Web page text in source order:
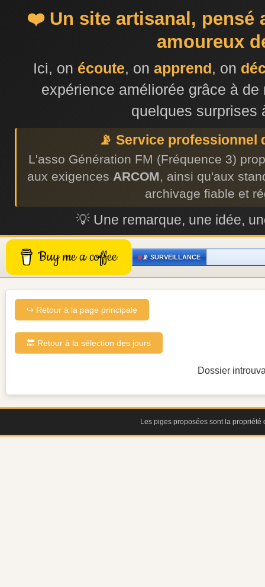
❤️ Un site artisanal, pensé
amoureux
Ici, on écoute, on apprend , on
expérience améliorée grâce à
quelques surprises
📡 Service professionnel
L'asso Génération FM (Fréquence 3)
aux exigences ARCOM, ainsi qu'aux
archivage fiable et
💡 Une remarque, une idée,
Buy me a coffee 📡 SURVEILLANCE
↪ Retour à la page principale
🔙 Retour à la sélection des jours
Dossier
Les piges proposées sont la